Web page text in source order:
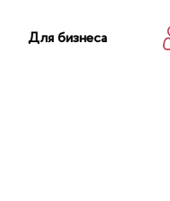
Для бизнеса